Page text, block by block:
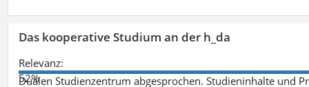
Das kooperative Studium an der h_da
Relevanz:
52%
Dualen Studienzentrum abgesprochen. Studieninhalte und